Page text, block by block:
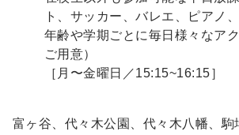
ト、サッカー、バレエ、ピアノ
年齢や学期ごとに毎日様々なア
ご用意）
［月〜金曜日／15:15~16:15］
富ヶ谷、代々木公園、代々木八幡、駒